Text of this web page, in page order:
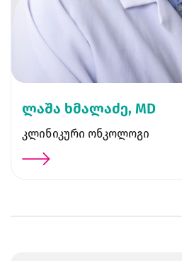
ლაშა ხმალაძე, MD
კლინიკური ონკოლოგი